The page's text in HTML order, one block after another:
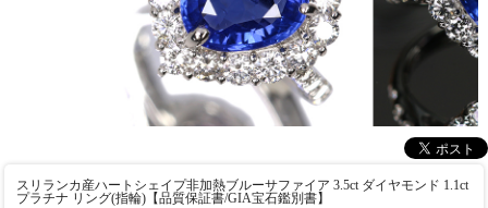
スリランカ産ハートシェイプ非加熱ブルーサファイア 3.5ct ダイヤモンド 1.1ct
プラチナ リング(指輪)【品質保証書/GIA宝石鑑別書】